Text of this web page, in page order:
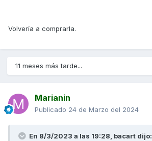
Volvería a comprarla.
11 meses más tarde...
Marianin
Publicado 24 de Marzo del 2024
En 8/3/2023 a las 19:28, bacart dijo: